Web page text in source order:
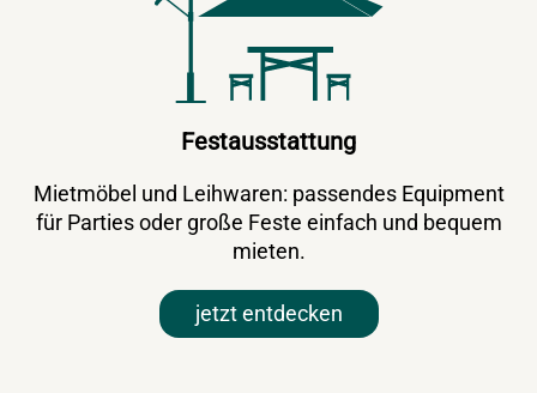
Festausstattung
Mietmöbel und Leihwaren: passendes Equipment
für Parties oder große Feste einfach und bequem
mieten.
jetzt entdecken